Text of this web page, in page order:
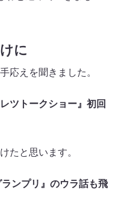
に
応えを聞きました。
ツトークショー』初回
たと思います。
ンプリ』のウラ話も飛